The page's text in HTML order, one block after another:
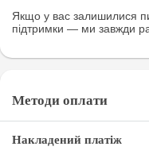
Якщо у вас залишилися
підтримки — ми завжди
Методи оплати
Накладений платіж